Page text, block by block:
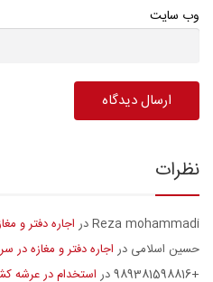
وب سایت
نظرات
Reza mohammadiدر اجاره دفتر و
حسین اسلامی در اجاره دفتر و مغازه در
+989381598816
در